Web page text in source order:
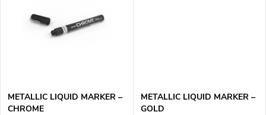
METALLIC LIQUID MARKER –
CHROME
METALLIC LIQUID MARKER –
GOLD